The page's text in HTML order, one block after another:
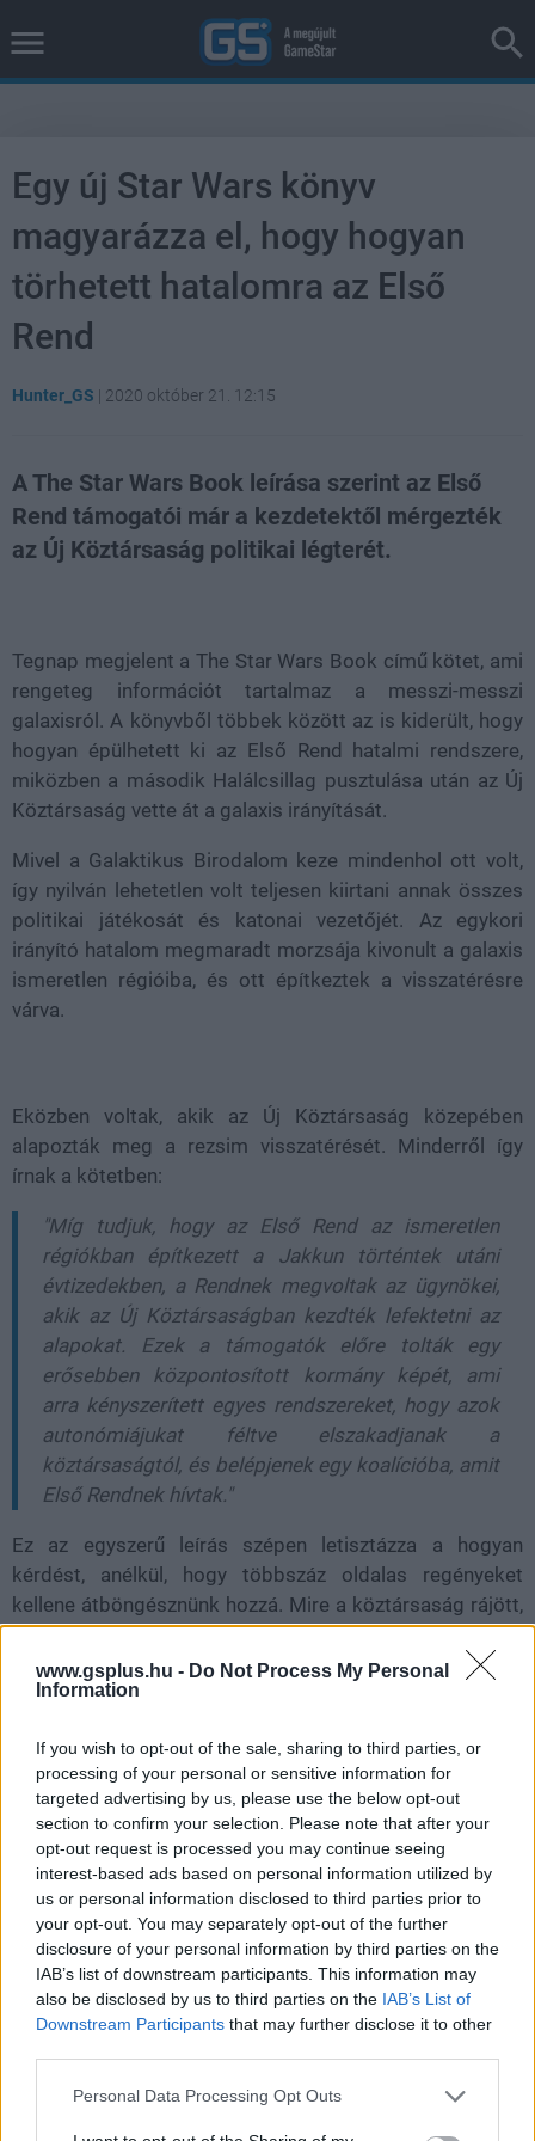
www.gsplus.hu - Do Not Process My Personal
Information
If you wish to opt-out of the sale, sharing to third parties, or
processing of your personal or sensitive information for
targeted advertising by us, please use the below opt-out
section to confirm your selection. Please note that after your
opt-out request is processed you may continue seeing
interest-based ads based on personal information utilized by
us or personal information disclosed to third parties prior to
your opt-out. You may separately opt-out of the further
disclosure of your personal information by third parties on the
IAB’s list of downstream participants. This information may
also be disclosed by us to third parties on the IAB’s List of
Downstream Participants that may further disclose it to other
Please note that this website/app uses one or more Google
Personal Data Processing Opt Outs
Egy új Star Wars könyv
magyarázza el, hogy hogyan
törhetett hatalomra az Első
Rend
Hunter_GS | 2020 október 21. 12:15
A The Star Wars Book leírása szerint az Első
Rend támogatói már a kezdetektől mérgezték
az Új Köztársaság politikai légterét.
Tegnap megjelent a The Star Wars Book című kötet, ami
rengeteg információt tartalmaz a messzi-messzi
galaxisról. A könyvből többek között az is kiderült, hogy
hogyan épülhetett ki az Első Rend hatalmi rendszere,
miközben a második Halálcsillag pusztulása után az Új
Köztársaság vette át a galaxis irányítását.
Mivel a Galaktikus Birodalom keze mindenhol ott volt,
így nyilván lehetetlen volt teljesen kiirtani annak összes
politikai játékosát és katonai vezetőjét. Az egykori
irányító hatalom megmaradt morzsája kivonult a galaxis
ismeretlen régióiba, és ott építkeztek a visszatérésre
várva.
Eközben voltak, akik az Új Köztársaság közepében
alapozták meg a rezsim visszatérését. Minderről így
írnak a kötetben:
"Míg tudjuk, hogy az Első Rend az ismeretlen
régiókban építkezett a Jakkun történtek utáni
évtizedekben, a Rendnek megvoltak az ügynökei,
akik az Új Köztársaságban kezdték lefektetni az
alapokat. Ezek a támogatók előre tolták egy
erősebben központosított kormány képét, ami
arra kényszerített egyes rendszereket, hogy azok
autonómiájukat féltve elszakadjanak a
köztársaságtól, és belépjenek egy koalícióba, amit
Első Rendnek hívtak."
Ez az egyszerű leírás szépen letisztázza a hogyan
kérdést, anélkül, hogy többszáz oldalas regényeket
kellene átböngésznünk hozzá. Mire a köztársaság rájött,
hogy mi történik, addigra már arcba lőtték őket egy
szuperlézerrel.
SMASH by Meló-Diák: Homok, zene és a nyár legjobb
hangulata – Jön a második forduló! (X)
Július végén folytatódik a balatoni strandröplabda-
sorozat.
Címkék: #star wars #the star wars book #disney